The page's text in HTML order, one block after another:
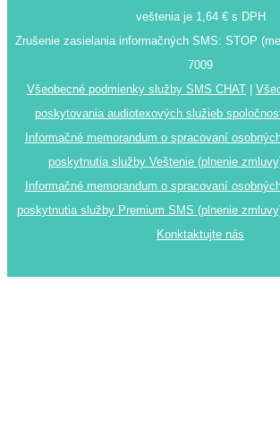
veštenia je 1,64 € s DPH
Zrušenie zasielania informačných SMS: STOP
7009
Všeobecné podmienky služby SMS CHAT |
poskytovania audiotexových služieb
Informačné memorandum o spracovaní
poskytnutia služby Veštenie (plnenie
Informačné memorandum o spracovaní
poskytnutia služby Premium SMS (plnenie
Konktaktujte nás